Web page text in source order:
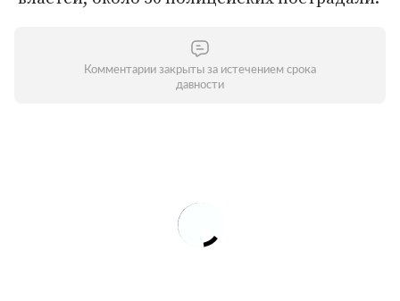
Комментарии закрыты за истечением срока
давности